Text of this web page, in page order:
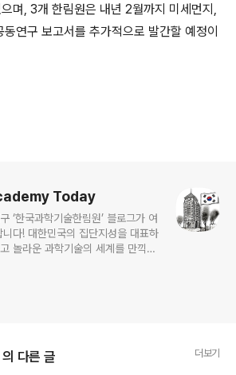
며, 3개 한림원은 내년 2월까지 미세먼지,
연구 보고서를 추가적으로 발간할 예정이
Today
‘한국과학기술한림원’ 블로그가 여
다! 대한민국의 집단지성을 대표하
놀라운 과학기술의 세계를 만끽하
의 다른 글 더보기